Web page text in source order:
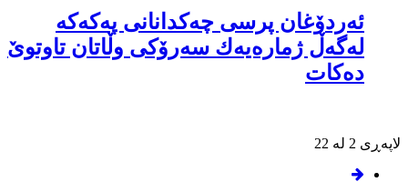
ئەردۆغان پرسی چەکدانانی پەکەکە
لەگەڵ ژمارەیەك سەرۆكی وڵاتان تاوتوێ
دەکات
لاپەڕی 2 لە 22